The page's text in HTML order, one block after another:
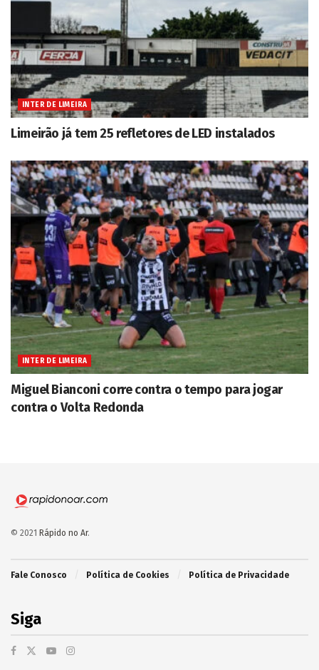
INTER DE LIMEIRA
Limeirão já tem 25 refletores de LED instalados
INTER DE LIMEIRA
Miguel Bianconi corre contra o tempo para jogar
contra o Volta Redonda
© 2021 Rápido no Ar.
Fale Conosco Política de Cookies Política de Privacidade
Siga